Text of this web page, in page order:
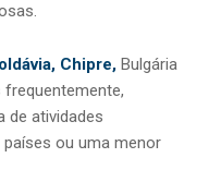
Chipre, Bulgária
de atividades
ou uma menor